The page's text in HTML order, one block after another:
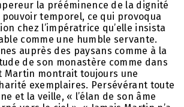
la prééminence de la dignité
temporel, ce qui provoqua
chez l’impératrice qu’elle insista
comme une humble servante.
auprès des paysans comme à la
de son monastère comme dans
Martin montrait toujours une
exemplaires. Persévérant toute
et la veille, « l’élan de son âme